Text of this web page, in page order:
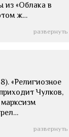
из «Облака в
ж…
развернуть
«Религиозное
Чулков,
развернуть